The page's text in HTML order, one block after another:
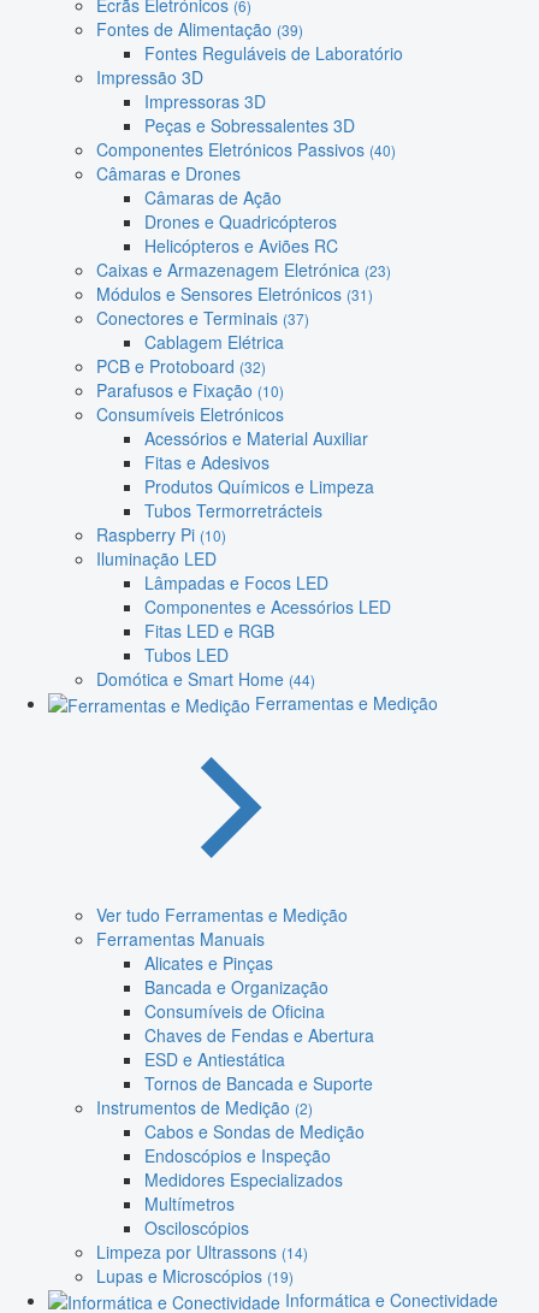
(6)
Fontes de Alimentação (39)
Fontes Reguláveis de Laboratório
Impressão 3D
Impressoras 3D
Peças e Sobressalentes 3D
Componentes Eletrónicos Passivos (40)
Câmaras e Drones
Câmaras de Ação
Drones e Quadricópteros
Helicópteros e Aviões RC
Caixas e Armazenagem Eletrónica (23)
Módulos e Sensores Eletrónicos (31)
Conectores e Terminais (37)
Cablagem Elétrica
PCB e Protoboard (32)
Parafusos e Fixação (10)
Consumíveis Eletrónicos
Acessórios e Material Auxiliar
Fitas e Adesivos
Produtos Químicos e Limpeza
Tubos Termorretrácteis
Raspberry Pi (10)
Iluminação LED
Lâmpadas e Focos LED
Componentes e Acessórios LED
Fitas LED e RGB
Tubos LED
Domótica e Smart Home (44)
Ferramentas e Medição
Ver tudo Ferramentas e Medição
Ferramentas Manuais
Alicates e Pinças
Bancada e Organização
Consumíveis de Oficina
Chaves de Fendas e Abertura
ESD e Antiestática
Tornos de Bancada e Suporte
Instrumentos de Medição (2)
Cabos e Sondas de Medição
Endoscópios e Inspeção
Medidores Especializados
Multímetros
Osciloscópios
Limpeza por Ultrassons (14)
Lupas e Microscópios (19)
Informática e Conectividade